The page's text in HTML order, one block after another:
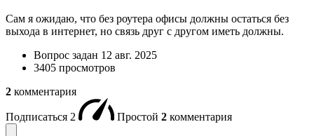
Сам я ожидаю, что без роутера офисы должны остаться без
выхода в интернет, но связь друг с другом иметь должны.
Вопрос задан 12 авг. 2025
3405 просмотров
2 комментария
Подписаться 2 Простой 2 комментария